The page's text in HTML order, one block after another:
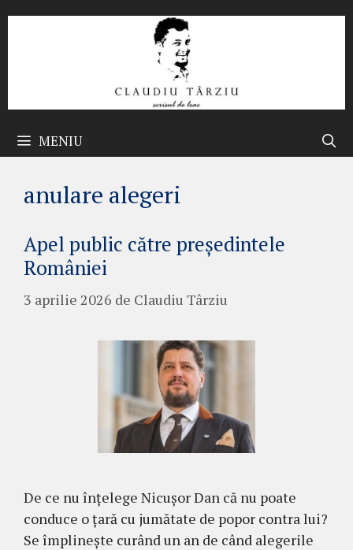
MENIU
anulare alegeri
Apel public către președintele
României
3 aprilie 2026 de Claudiu Târziu
De ce nu înțelege Nicușor Dan că nu poate
conduce o țară cu jumătate de popor contra lui?
Se împlinește curând un an de când alegerile